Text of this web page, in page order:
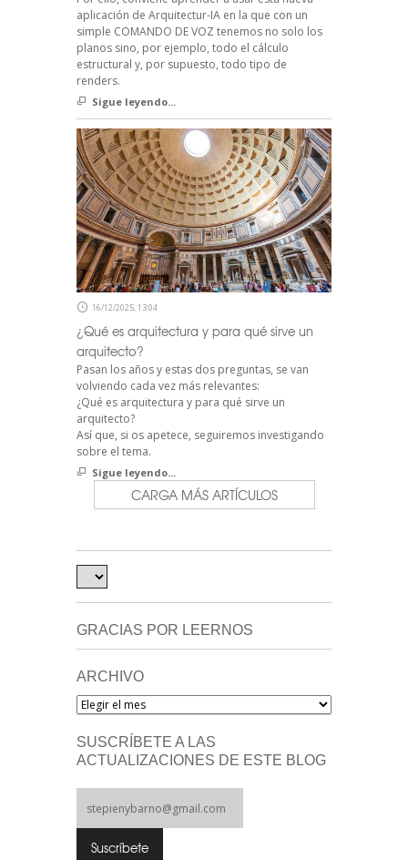
aplicación de Arquitectur-IA en la que con un
simple COMANDO DE VOZ tenemos no solo los
planos sino, por ejemplo, todo el cálculo
estructural y, por supuesto, todo tipo de
renders.
Sigue leyendo...
16/12/2025, 13:04
¿Qué es arquitectura y para qué sirve un
arquitecto?
Pasan los años y estas dos preguntas, se van
volviendo cada vez más relevantes:
¿Qué es arquitectura y para qué sirve un
arquitecto?
Así que, si os apetece, seguiremos investigando
sobre el tema.
Sigue leyendo...
CARGA MÁS ARTÍCULOS
GRACIAS POR LEERNOS
ARCHIVO
Archivo
SUSCRÍBETE A LAS
ACTUALIZACIONES DE ESTE BLOG